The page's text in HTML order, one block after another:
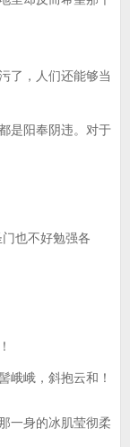
，人们还能够当
是阳奉阴违。对于
也不好勉强各
峨，斜抱云和！
一身的冰肌莹彻柔